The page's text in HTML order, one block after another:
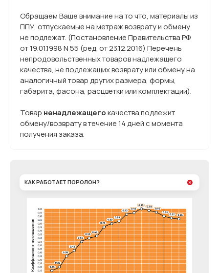
КАК РАБОТАЕТ ПОРОЛОН?
Обращаем Ваше внимание на то что, материалы из
ППУ, отпускаемые на метраж возврату и обмену
не подлежат. (Постановление Правительства РФ
от 19.01.1998 N 55 (ред. от 23.12.2016) Перечень
непродовольственных товаров надлежащего
качества, не подлежащих возврату или обмену на
аналогичный товар других размера, формы,
габарита, фасона, расцветки или комплектации).
Товар ненадлежащегокачества подлежит
обмену/возврату в течение 14 дней с момента
получения заказа.